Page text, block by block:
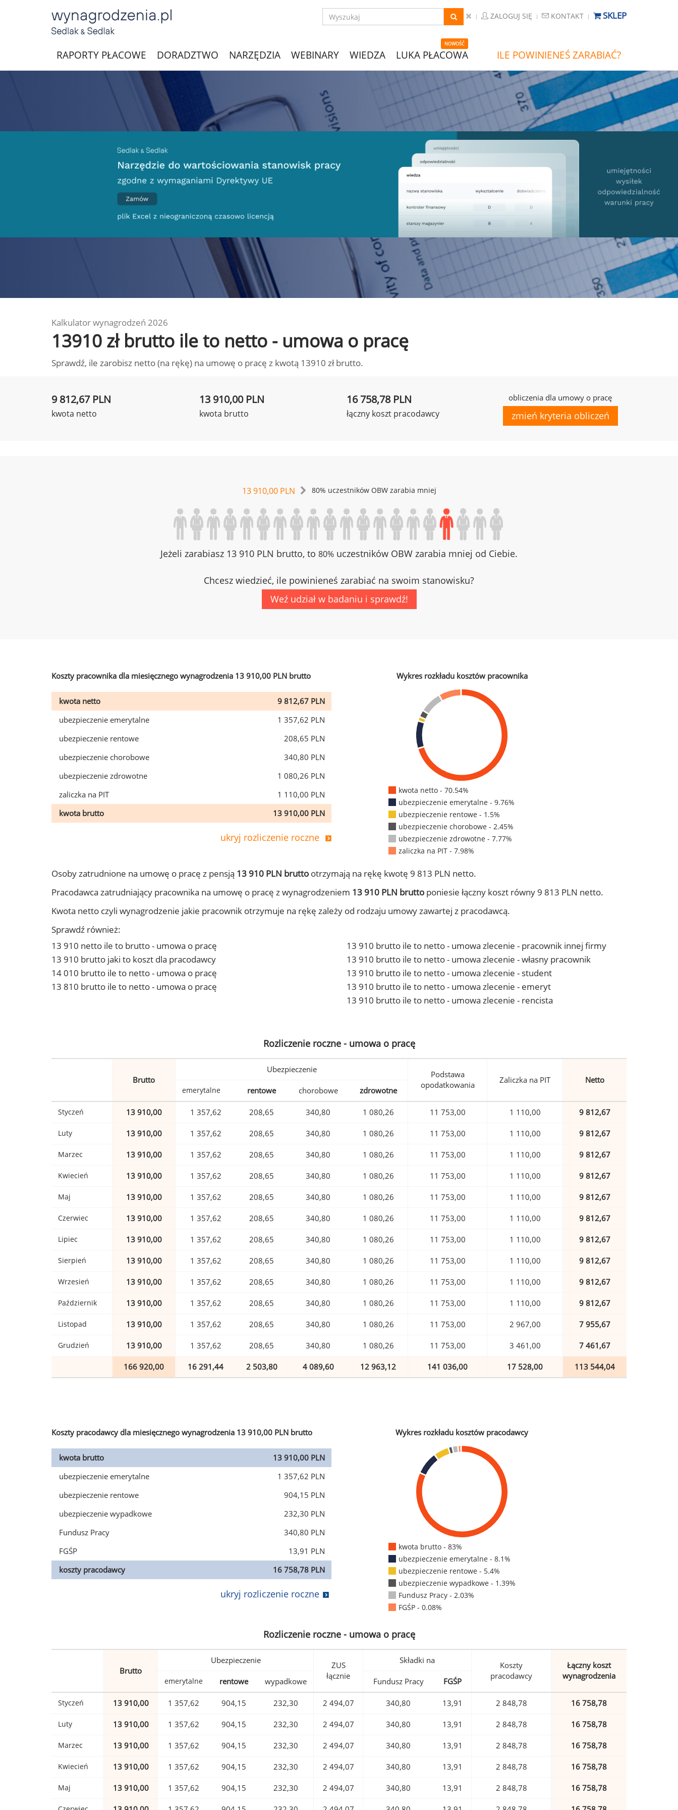
ZALOGUJ SIĘ KONTAKT SKLEP
RAPORTY PŁACOWE DORADZTWO NARZĘDZIA WEBINARY WIEDZA
NOWOŚĆ
LUKA PŁACOWA ILE POWINIENEŚ ZARABIAĆ?
Kalkulator wynagrodzeń 2026
13910 zł brutto ile to netto - umowa o pracę
Sprawdź, ile zarobisz netto (na rękę) na umowę o pracę z kwotą 13910 zł brutto.
9 812,67 PLN
kwota netto
13 910,00 PLN
kwota brutto
16 758,78 PLN
łączny koszt pracodawcy
obliczenia dla umowy o pracę
zmień kryteria obliczeń
13 910,00 PLN 80% uczestników OBW zarabia mniej
Jeżeli zarabiasz 13 910 PLN brutto, to 80% uczestników OBW zarabia mniej od Ciebie.
Chcesz wiedzieć, ile powinieneś zarabiać na swoim stanowisku?
Weź udział w badaniu i sprawdź!
Koszty pracownika dla miesięcznego wynagrodzenia 13 910,00 PLN brutto
kwota netto
9 812,67 PLN
ubezpieczenie emerytalne
1 357,62 PLN
ubezpieczenie rentowe
208,65 PLN
ubezpieczenie chorobowe
340,80 PLN
ubezpieczenie zdrowotne
1 080,26 PLN
zaliczka na PIT
1 110,00 PLN
kwota brutto
13 910,00 PLN
ukryj rozliczenie roczne
Wykres rozkładu kosztów pracownika
kwota netto - 70.54%
ubezpieczenie emerytalne - 9.76%
ubezpieczenie rentowe - 1.5%
ubezpieczenie chorobowe - 2.45%
ubezpieczenie zdrowotne - 7.77%
zaliczka na PIT - 7.98%
Osoby zatrudnione na umowę o pracę z pensją 13 910 PLN brutto otrzymają na rękę kwotę 9 813 PLN netto.
Pracodawca zatrudniający pracownika na umowę o pracę z wynagrodzeniem 13 910 PLN brutto poniesie łączny koszt równy 9 813 PLN netto.
Kwota netto czyli wynagrodzenie jakie pracownik otrzymuje na rękę zależy od rodzaju umowy zawartej z pracodawcą.
Sprawdź również:
13 910 netto ile to brutto - umowa o pracę
13 910 brutto jaki to koszt dla pracodawcy
14 010 brutto ile to netto - umowa o pracę
13 810 brutto ile to netto - umowa o pracę
13 910 brutto ile to netto - umowa zlecenie - pracownik innej firmy
13 910 brutto ile to netto - umowa zlecenie - własny pracownik
13 910 brutto ile to netto - umowa zlecenie - student
13 910 brutto ile to netto - umowa zlecenie - emeryt
13 910 brutto ile to netto - umowa zlecenie - rencista
Rozliczenie roczne - umowa o pracę
Brutto
Ubezpieczenie
Podstawa
opodatkowania
Zaliczka na PIT Netto
emerytalne rentowe chorobowe zdrowotne
Styczeń 13 910,00 1 357,62 208,65 340,80 1 080,26 11 753,00 1 110,00 9 812,67
Luty 13 910,00 1 357,62 208,65 340,80 1 080,26 11 753,00 1 110,00 9 812,67
Marzec 13 910,00 1 357,62 208,65 340,80 1 080,26 11 753,00 1 110,00 9 812,67
Kwiecień 13 910,00 1 357,62 208,65 340,80 1 080,26 11 753,00 1 110,00 9 812,67
Maj 13 910,00 1 357,62 208,65 340,80 1 080,26 11 753,00 1 110,00 9 812,67
Czerwiec 13 910,00 1 357,62 208,65 340,80 1 080,26 11 753,00 1 110,00 9 812,67
Lipiec 13 910,00 1 357,62 208,65 340,80 1 080,26 11 753,00 1 110,00 9 812,67
Sierpień 13 910,00 1 357,62 208,65 340,80 1 080,26 11 753,00 1 110,00 9 812,67
Wrzesień 13 910,00 1 357,62 208,65 340,80 1 080,26 11 753,00 1 110,00 9 812,67
Październik 13 910,00 1 357,62 208,65 340,80 1 080,26 11 753,00 1 110,00 9 812,67
Listopad 13 910,00 1 357,62 208,65 340,80 1 080,26 11 753,00 2 967,00 7 955,67
Grudzień 13 910,00 1 357,62 208,65 340,80 1 080,26 11 753,00 3 461,00 7 461,67
166 920,00 16 291,44 2 503,80 4 089,60 12 963,12 141 036,00 17 528,00 113 544,04
Koszty pracodawcy dla miesięcznego wynagrodzenia 13 910,00 PLN brutto
kwota brutto
13 910,00 PLN
ubezpieczenie emerytalne
1 357,62 PLN
ubezpieczenie rentowe
904,15 PLN
ubezpieczenie wypadkowe
232,30 PLN
Fundusz Pracy
340,80 PLN
FGŚP
13,91 PLN
koszty pracodawcy
16 758,78 PLN
ukryj rozliczenie roczne
Wykres rozkładu kosztów pracodawcy
kwota brutto - 83%
ubezpieczenie emerytalne - 8.1%
ubezpieczenie rentowe - 5.4%
ubezpieczenie wypadkowe - 1.39%
Fundusz Pracy - 2.03%
FGŚP - 0.08%
Rozliczenie roczne - umowa o pracę
Brutto
Ubezpieczenie
ZUS
łącznie
Składki na
Koszty
pracodawcy
Łączny koszt
wynagrodzenia
emerytalne rentowe wypadkowe Fundusz Pracy FGŚP
Styczeń 13 910,00 1 357,62 904,15 232,30 2 494,07 340,80 13,91 2 848,78 16 758,78
Luty 13 910,00 1 357,62 904,15 232,30 2 494,07 340,80 13,91 2 848,78 16 758,78
Marzec 13 910,00 1 357,62 904,15 232,30 2 494,07 340,80 13,91 2 848,78 16 758,78
Kwiecień 13 910,00 1 357,62 904,15 232,30 2 494,07 340,80 13,91 2 848,78 16 758,78
Maj 13 910,00 1 357,62 904,15 232,30 2 494,07 340,80 13,91 2 848,78 16 758,78